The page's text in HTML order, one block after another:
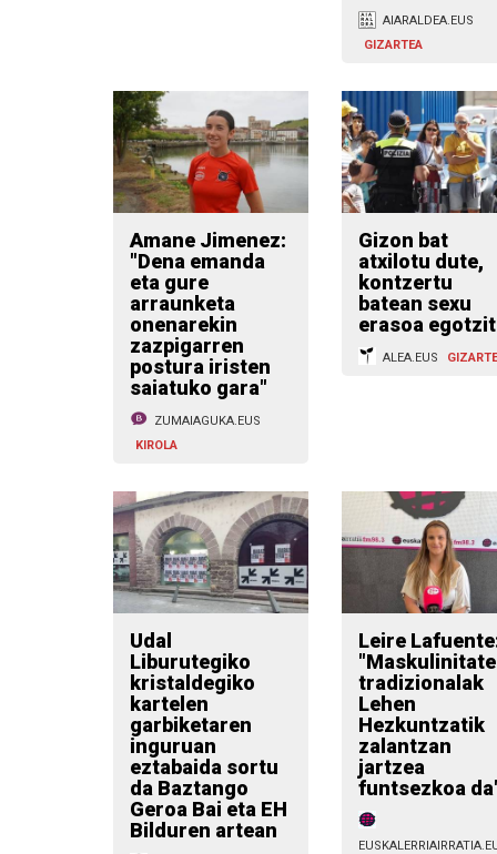
AIARALDEA.EUS
GIZARTEA
Amane Jimenez:
"Dena emanda
eta gure
arraunketa
onenarekin
zazpigarren
postura iristen
saiatuko gara"
ZUMAIAGUKA.EUS
KIROLA
Gizon bat
atxilotu dute,
kontzertu
batean sexu
erasoa
ALEA.EUS
Udal
Liburutegiko
kristaldegiko
kartelen
garbiketaren
inguruan
eztabaida sortu
da Baztango
Geroa Bai eta EH
Bilduren artean
Leire
"Maskulinitate
tradizionalak
Lehen
Hezkuntzatik
zalantzan
jartzea
funtsezkoa